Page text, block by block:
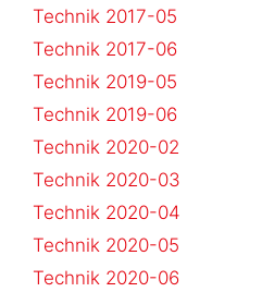
Technik 2017-05
Technik 2017-06
Technik 2019-05
Technik 2019-06
Technik 2020-02
Technik 2020-03
Technik 2020-04
Technik 2020-05
Technik 2020-06